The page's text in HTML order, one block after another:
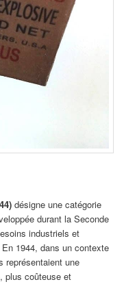
désigne une catégorie
durant la Seconde
industriels et
1944, dans un contexte
représentaient une
plus coûteuse et